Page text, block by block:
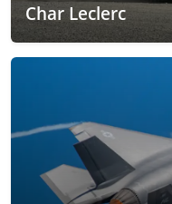
Char Leclerc